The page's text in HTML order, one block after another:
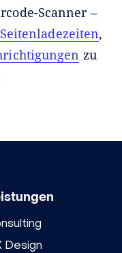
Scanner –
,
zu
Design